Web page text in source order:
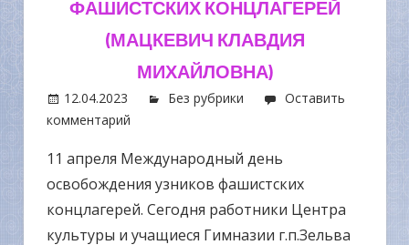
ФАШИСТСКИХ КОНЦЛАГЕРЕЙ
(МАЦКЕВИЧ КЛАВДИЯ
МИХАЙЛОВНА)
12.04.2023 Без рубрики
Оставить
комментарий
11 апреля Международный день
освобождения узников фашистских
концлагерей. Сегодня работники Центра
культуры и учащиеся Гимназии г.п.Зельва